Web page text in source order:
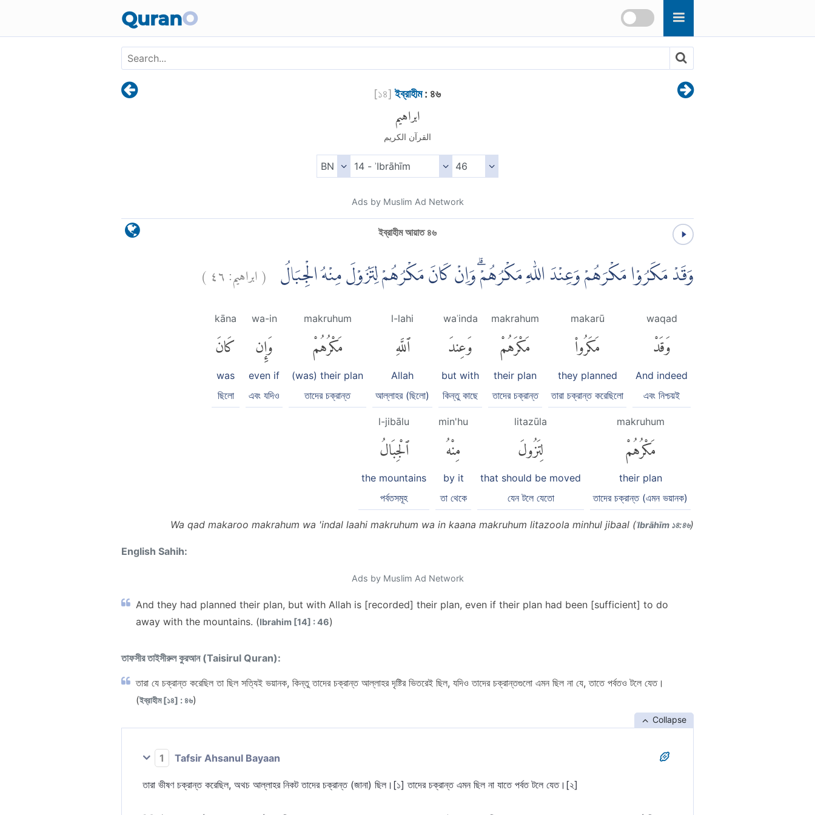
QuranO
[১৪] ইব্রাহীম: ৪৬
ابراهيم
القرآن الكريم
Ads by Muslim Ad Network
ইব্রাহীম আয়াত ৪৬
وَقَدْ مَكَرُوْا مَكْرَهُمْ وَعِنْدَ اللّٰهِ مَكْرُهُمْۗ وَاِنْ كَانَ مَكْرُهُمْ لِتَزُوْلَ مِنْهُ الْجِبَالُ (ابراهيم:٤٦)
waqad
وَقَدْ
And indeed
এবং নিশ্চয়ই
makarū
مَكَرُوا۟
they planned
তারা চক্রান্ত করেছিলো
makrahum
مَكْرَهُمْ
their plan
তাদের চক্রান্ত
waʿinda
وَعِندَ
but with
কিন্তু কাছে
l-lahi
ٱللَّهِ
Allah
আল্লাহর (ছিলো)
makruhum
مَكْرُهُمْ
(was) their plan
তাদের চক্রান্ত
wa-in
وَإِن
even if
এবং যদিও
kāna
كَانَ
was
ছিলো
makruhum
مَكْرُهُمْ
their plan
তাদের চক্রান্ত (এমন ভয়ানক)
litazūla
لِتَزُولَ
that should be moved
যেন টলে যেতো
min'hu
مِنْهُ
by it
তা থেকে
l-jibālu
ٱلْجِبَالُ
the mountains
পর্বতসমূহ
Wa qad makaroo makrahum wa 'indal laahi makruhum wa in kaana makruhum litazoola minhul jibaal (ʾIbrāhīm ১৪:৪৬)
English Sahih:
Ads by Muslim Ad Network
And they had planned their plan, but with Allah is [recorded] their plan, even if their plan had been [sufficient] to do
away with the mountains. (Ibrahim [14] : 46)
তাফসীর তাইসীরুল কুরআন (Taisirul Quran):
তারা যে চক্রান্ত করেছিল তা ছিল সত্যিই ভয়ানক, কিন্তু তাদের চক্রান্ত আল্লাহর দৃষ্টির ভিতরেই ছিল, যদিও তাদের চক্রান্তগুলো এমন ছিল না যে, তাতে পর্বতও টলে যেত।
(ইব্রাহীম [১৪] : ৪৬)
Collapse
1 Tafsir Ahsanul Bayaan
তারা ভীষণ চক্রান্ত করেছিল, অথচ আল্লাহর নিকট তাদের চক্রান্ত (জানা) ছিল।[১] তাদের চক্রান্ত এমন ছিল না যাতে পর্বত টলে যেত।[২]